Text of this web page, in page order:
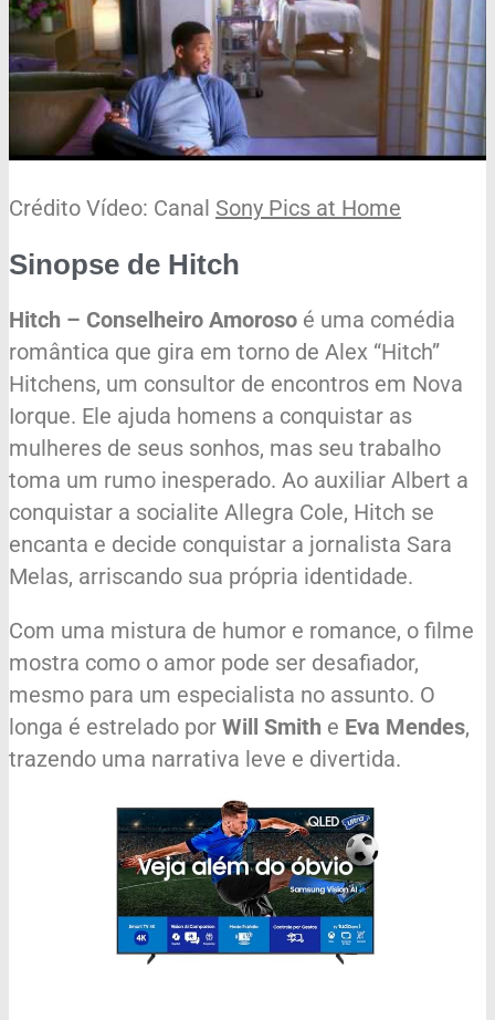
Crédito Vídeo: Canal Sony Pics at Home
Sinopse de Hitch
Hitch – Conselheiro Amoroso é uma comédia
romântica que gira em torno de Alex “Hitch”
Hitchens, um consultor de encontros em Nova
Iorque. Ele ajuda homens a conquistar as
mulheres de seus sonhos, mas seu trabalho
toma um rumo inesperado. Ao auxiliar Albert a
conquistar a socialite Allegra Cole, Hitch se
encanta e decide conquistar a jornalista Sara
Melas, arriscando sua própria identidade.
Com uma mistura de humor e romance, o filme
mostra como o amor pode ser desafiador,
mesmo para um especialista no assunto. O
longa é estrelado por Will Smith e Eva Mendes,
trazendo uma narrativa leve e divertida.